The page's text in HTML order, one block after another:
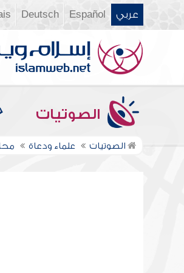
عربي Español
Deutsch
الصوتيات
الصوتيات علماء ودعاة